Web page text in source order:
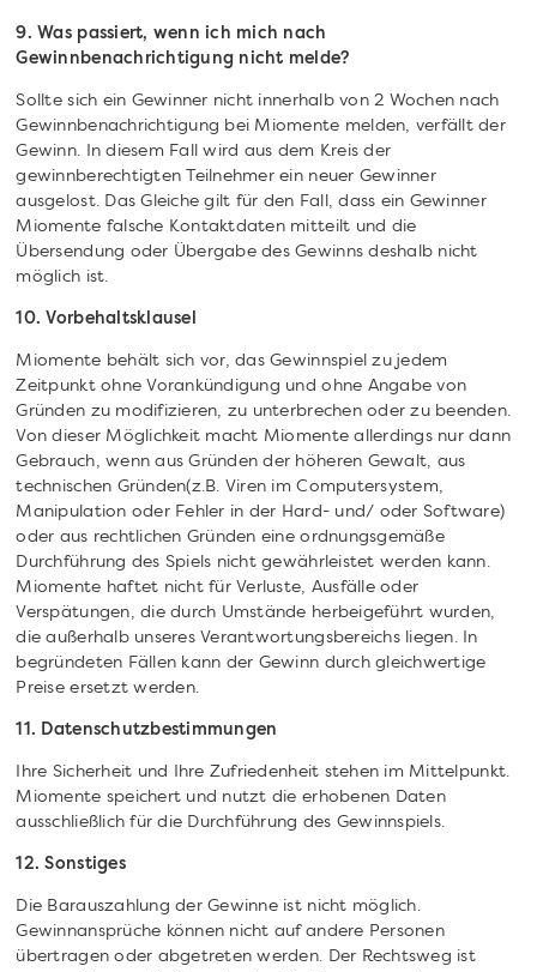
9. Was passiert, wenn ich mich nach
Gewinnbenachrichtigung nicht melde?
Sollte sich ein Gewinner nicht innerhalb von 2 Wochen nach
Gewinnbenachrichtigung bei Miomente melden, verfällt der
Gewinn. In diesem Fall wird aus dem Kreis der
gewinnberechtigten Teilnehmer ein neuer Gewinner
ausgelost. Das Gleiche gilt für den Fall, dass ein Gewinner
Miomente falsche Kontaktdaten mitteilt und die
Übersendung oder Übergabe des Gewinns deshalb nicht
möglich ist.
10. Vorbehaltsklausel
Miomente behält sich vor, das Gewinnspiel zu jedem
Zeitpunkt ohne Vorankündigung und ohne Angabe von
Gründen zu modifizieren, zu unterbrechen oder zu beenden.
Von dieser Möglichkeit macht Miomente allerdings nur dann
Gebrauch, wenn aus Gründen der höheren Gewalt, aus
technischen Gründen(z.B. Viren im Computersystem,
Manipulation oder Fehler in der Hard- und/ oder Software)
oder aus rechtlichen Gründen eine ordnungsgemäße
Durchführung des Spiels nicht gewährleistet werden kann.
Miomente haftet nicht für Verluste, Ausfälle oder
Verspätungen, die durch Umstände herbeigeführt wurden,
die außerhalb unseres Verantwortungsbereichs liegen. In
begründeten Fällen kann der Gewinn durch gleichwertige
Preise ersetzt werden.
11. Datenschutzbestimmungen
Ihre Sicherheit und Ihre Zufriedenheit stehen im Mittelpunkt.
Miomente speichert und nutzt die erhobenen Daten
ausschließlich für die Durchführung des Gewinnspiels.
12. Sonstiges
Die Barauszahlung der Gewinne ist nicht möglich.
Gewinnansprüche können nicht auf andere Personen
übertragen oder abgetreten werden. Der Rechtsweg ist